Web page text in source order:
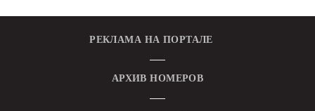
РЕКЛАМА НА ПОРТАЛЕ
АРХИВ НОМЕРОВ